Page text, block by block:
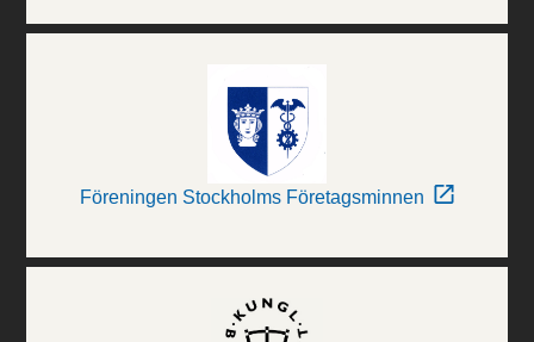
Föreningen Stockholms Företagsminnen